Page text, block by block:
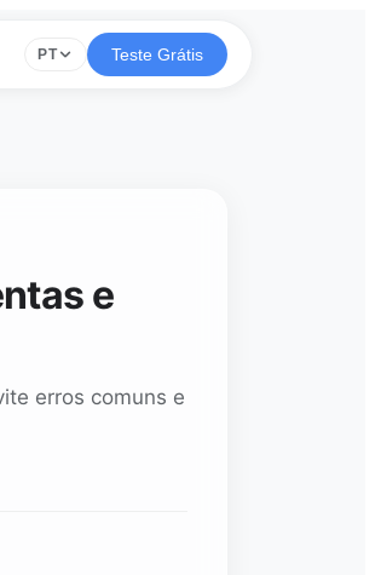
PT Teste Grátis
e
erros comuns e